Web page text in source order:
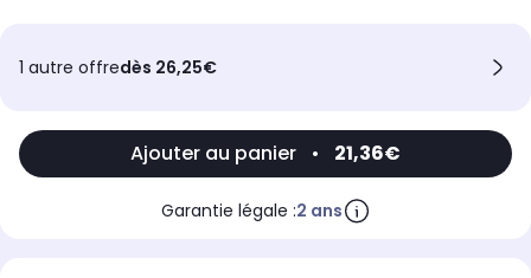
1 autre offredès 26,25€
Ajouter au panier • 21,36€
Garantie légale :2 ans